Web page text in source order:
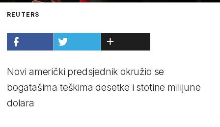
REUTERS
Novi američki predsjednik okružio se
bogatašima teškima desetke i stotine milijune
dolara